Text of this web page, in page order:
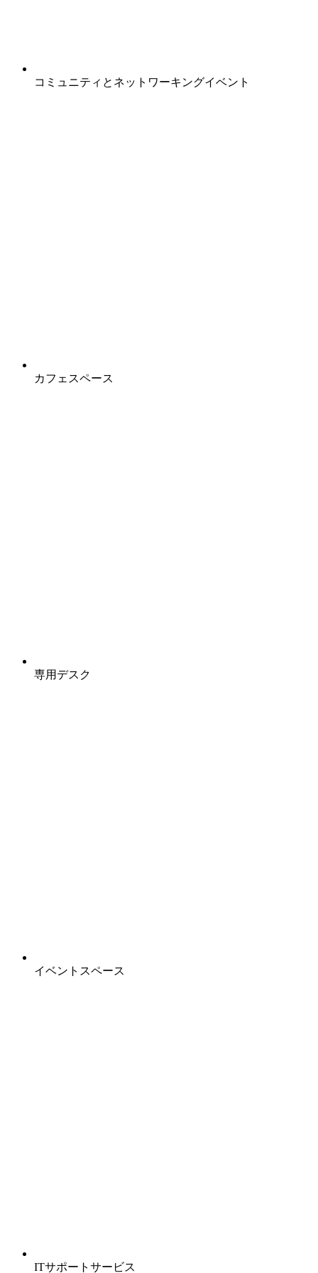
コミュニティとネットワーキングイベント
カフェスペース
専用デスク
イベントスペース
ITサポートサービス